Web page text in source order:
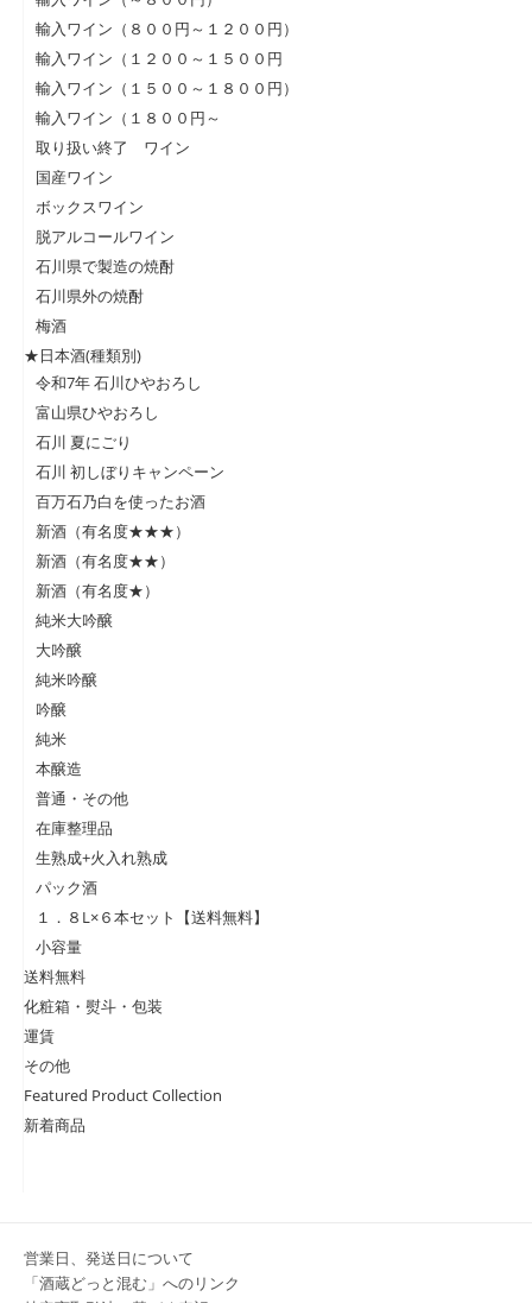
輸入ワイン（８００円～１２００円）
輸入ワイン（１２００～１５００円
輸入ワイン（１５００～１８００円）
輸入ワイン（１８００円～
取り扱い終了 ワイン
国産ワイン
ボックスワイン
脱アルコールワイン
石川県で製造の焼酎
石川県外の焼酎
梅酒
★日本酒(種類別)
令和7年 石川ひやおろし
富山県ひやおろし
石川 夏にごり
石川 初しぼりキャンペーン
百万石乃白を使ったお酒
新酒（有名度★★★）
新酒（有名度★★）
新酒（有名度★）
純米大吟醸
大吟醸
純米吟醸
吟醸
純米
本醸造
普通・その他
在庫整理品
生熟成+火入れ熟成
パック酒
１．８L×６本セット【送料無料】
小容量
送料無料
化粧箱・熨斗・包装
運賃
その他
Featured Product Collection
新着商品
営業日、発送日について
「酒蔵どっと混む」へのリンク